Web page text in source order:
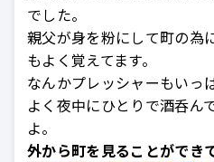
でした。
親父が身を粉にして町の為
もよく覚えてます。
なんかプレッシャーもいっ
よく夜中にひとりで酒呑ん
よ。
外から町を見ることができ